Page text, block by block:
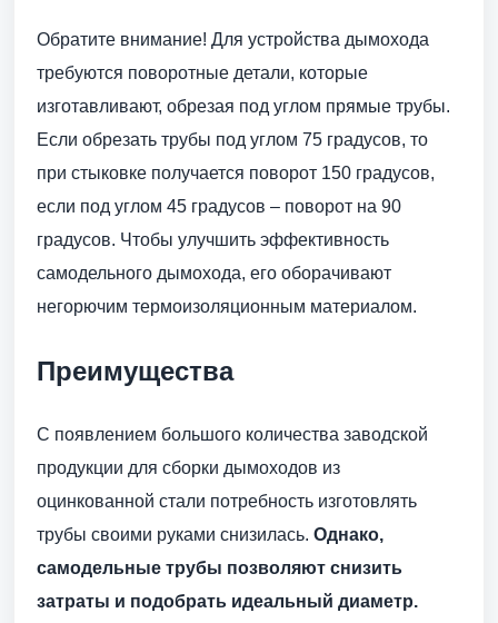
Обратите внимание! Для устройства дымохода
требуются поворотные детали, которые
изготавливают, обрезая под углом прямые трубы.
Если обрезать трубы под углом 75 градусов, то
при стыковке получается поворот 150 градусов,
если под углом 45 градусов – поворот на 90
градусов. Чтобы улучшить эффективность
самодельного дымохода, его оборачивают
негорючим термоизоляционным материалом.
Преимущества
С появлением большого количества заводской
продукции для сборки дымоходов из
оцинкованной стали потребность изготовлять
трубы своими руками снизилась. Однако,
самодельные трубы позволяют снизить
затраты и подобрать идеальный диаметр.